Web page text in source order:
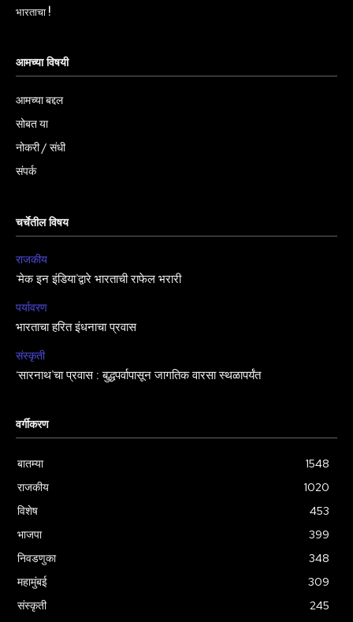
भारताचा !
आमच्या विषयी
आमच्या बद्दल
सोबत या
नोकरी / संधी
संपर्क
चर्चेतील विषय
राजकीय
‘मेक इन इंडिया’द्वारे भारताची राफेल भरारी
पर्यावरण
भारताचा हरित इंधनाचा प्रवास
संस्कृती
‘सारनाथ’चा प्रवास : बुद्धपर्वापासून जागतिक वारसा स्थळापर्यंत
वर्गीकरण
बातम्या
1548
राजकीय
1020
विशेष
453
भाजपा
399
निवडणुका
348
महामुंबई
309
संस्कृती
245